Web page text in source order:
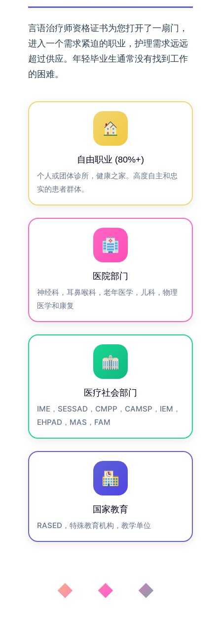
言语治疗师资格证书为您打开了一扇门，
进入一个需求紧迫的职业，护理需求远远
超过供应。年轻毕业生通常没有找到工作
的困难。
自由职业 (80%+)
个人或团体诊所，健康之家。高度自主和忠
实的患者群体。
医院部门
神经科，耳鼻喉科，老年医学，儿科，物理
医学和康复
医疗社会部门
IME，SESSAD，CMPP，CAMSP，IEM，
EHPAD，MAS，FAM
国家教育
RASED，特殊教育机构，教学单位
◆ ◆ ◆